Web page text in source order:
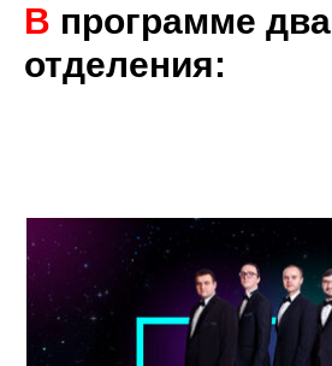
В программе два
отделения: